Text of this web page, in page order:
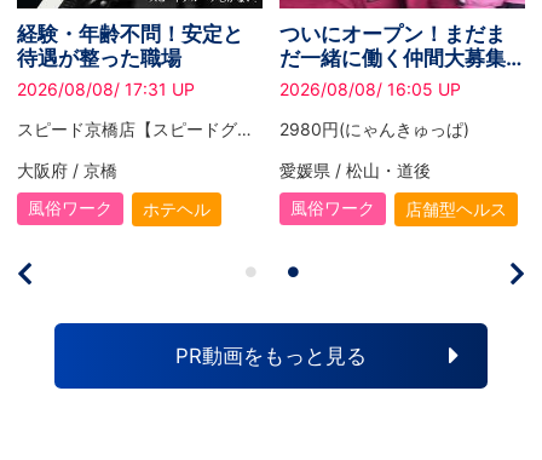
ついにオープン！まだま
だ一緒に働く仲間大募集
中です！
2026/08/08/ 18:05 UP
2980円(にゃんきゅっぱ)
愛媛県 / 松山・道後
風俗ワーク
店舗型ヘルス
安心して長く働ける職
へ。未経験歓迎・年間
給16日あり！
2026/08/08/ 17:35 UP
大阪府 / 谷町九丁目・天王寺
風俗ワーク
風俗エステ
PR動画をもっと見る